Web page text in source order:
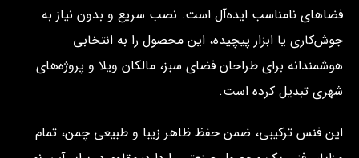
فضاهای نامناسب ایده‌آل است. نصب سریع و بدون نیاز به
جوش‌کاری یا ابزار پیچیده، این محصول را به انتخابی
هوشمندانه برای طراحان فضای سبز، مالکان ویلا و پروژه‌های
شهری تبدیل کرده است.
این فنس ترکیبی، ضمن حفظ ظاهر زیبا و طبیعی چمن، تمام